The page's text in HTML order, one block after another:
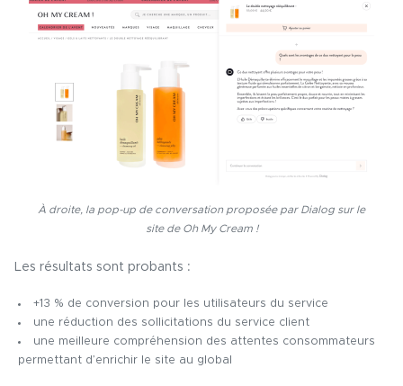
À droite, la pop-up de conversation proposée par Dialog sur le
site de Oh My Cream !
Les résultats sont probants :
+13 % de conversion pour les utilisateurs du service
une réduction des sollicitations du service client
une meilleure compréhension des attentes consommateurs
permettant d’enrichir le site au global